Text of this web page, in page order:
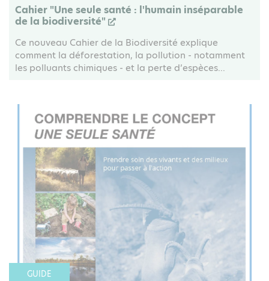
Cahier "Une seule santé : l'humain inséparable
de la biodiversité"
Ce nouveau Cahier de la Biodiversité explique
comment la déforestation, la pollution - notamment
les polluants chimiques - et la perte d’espèces...
GUIDE